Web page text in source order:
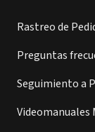
Rastreo de
Preguntas
Seguimiento a
Videomanuales